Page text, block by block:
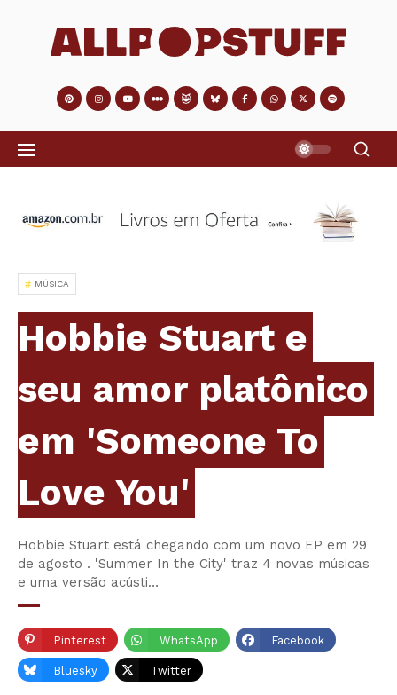
MÚSICA
Hobbie Stuart e
seu amor platônico
em 'Someone To
Love You'
Hobbie Stuart está chegando com um novo EP em 29
de agosto . 'Summer In the City' traz 4 novas músicas
e uma versão acústi…
Pinterest WhatsApp Facebook
Bluesky Twitter